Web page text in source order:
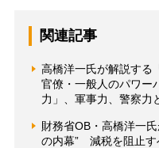
関連記事
高橋洋一氏が解説する
官僚・一般人のパワー
力」、軍事力、警察力
財務省OB・高橋洋一
の内幕” 減税を阻止す